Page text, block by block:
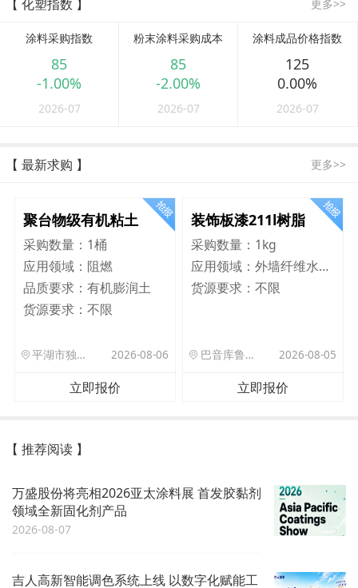
【 化塑指数 】 更多>>
涂料采购指数
85
-1.00%
2026-07
粉末涂料采购成本
85
-2.00%
2026-07
涂料成品价格指数
125
0.00%
2026-07
【 最新求购 】 更多>>
聚台物级有机粘土
采购数量： 1桶
应用领域： 阻燃
品质要求： 有机膨润土
货源要求： 不限
平湖市独山港镇集港路 589 号 2026-08-06
立即报价
装饰板漆211l树脂
采购数量： 1kg
应用领域：
外墙纤维水泥板
货源要求：不限
巴音库鲁提镇,托帕口岸六号库房 2026-08-05
立即报价
【 推荐阅读 】
万盛股份将亮相2026亚太涂料展 首发胶黏剂
领域全新固化剂产品
2026-08-07
吉人高新智能调色系统上线 以数字化赋能工